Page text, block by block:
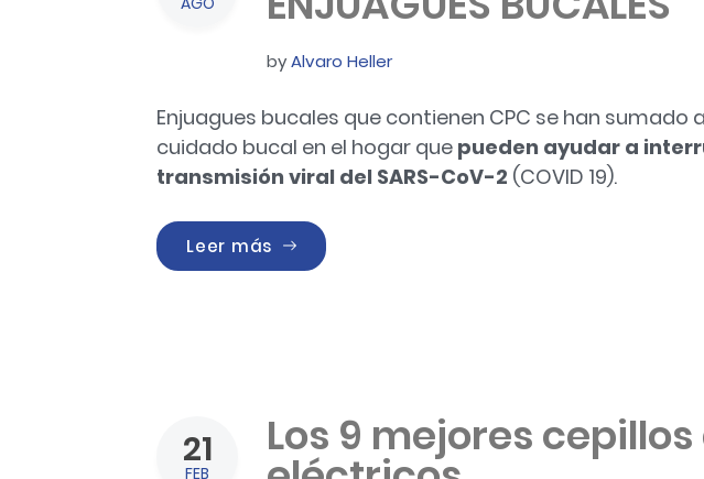
byAlvaro Heller
Enjuagues bucales que contienen CPC se han sumado
cuidado bucal en el hogar que pueden ayudar a
transmisión viral del SARS-CoV-2 (COVID 19).
Leer más «COMBATIR EL COVID CON ENJUAGUES BUCALES»
21
FEB
Los 9 mejores